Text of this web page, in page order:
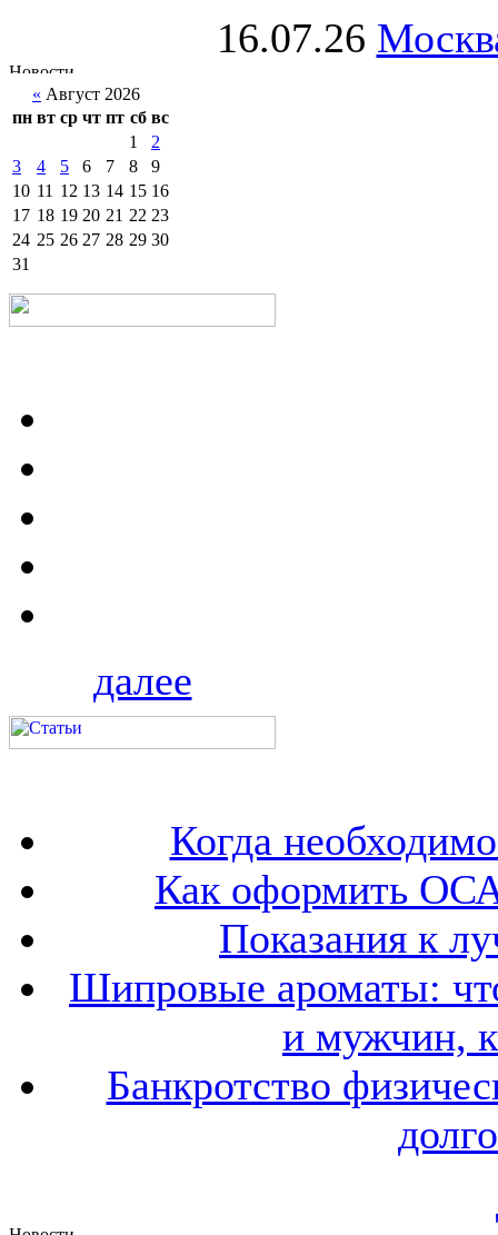
16.07.26
« Август 2026
пн вт ср чт пт сб вс
1
2
3
4 5 6 7 8
9
10 11 12 13 14 15 16
17 18 19 20 21 22 23
24 25 26 27 28 29 30
31
далее
Когда
Как оформить
Показания к
Шипровые ароматы:
и мужчин,
Банкротство